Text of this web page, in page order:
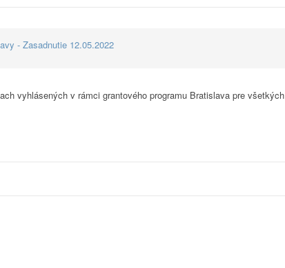
- Zasadnutie 12.05.2022
vyhlásených v rámci grantového programu Bratislava pre všetkých